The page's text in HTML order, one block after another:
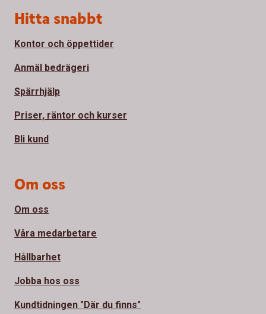
Sidfot
Hitta snabbt
Kontor och öppettider
Anmäl bedrägeri
Spärrhjälp
Priser, räntor och kurser
Bli kund
Om oss
Om oss
Våra medarbetare
Hållbarhet
Jobba hos oss
Kundtidningen "Där du finns"